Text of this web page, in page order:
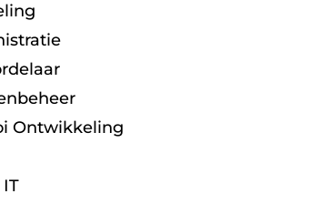
Ontwikkeling